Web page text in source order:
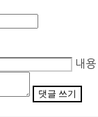
내용
댓글 쓰기